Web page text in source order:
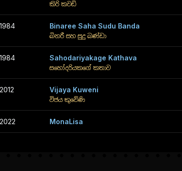
කිරි කවඩි
1984 Binaree Saha Sudu Banda
බිනරී සහ සුදු බණ්ඩා
1984 Sahodariyakage Kathava
සහෝදරියකගේ කතාව
2012 Vijaya Kuweni
විජය කුවේණි
2022 MonaLisa